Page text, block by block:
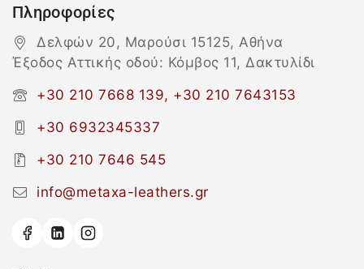
Πληροφορίες
Δελφών 20, Μαρούσι 15125, Αθήνα
Έξοδος Αττικής οδού: Κόμβος 11, Δακτυλίδι
+30 210 7668 139, +30 210 7643153
+30 6932345337
+30 210 7646 545
info@metaxa-leathers.gr